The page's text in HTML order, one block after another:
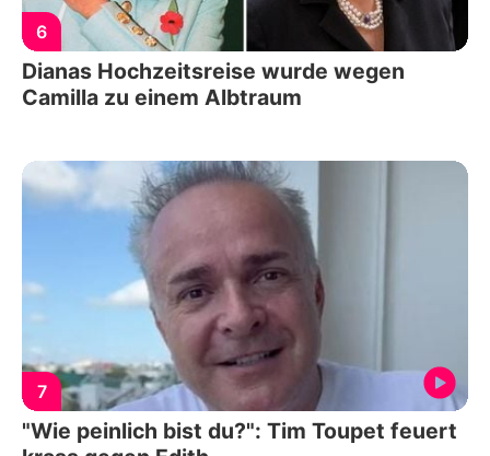
6
Dianas Hochzeitsreise wurde wegen
Camilla zu einem Albtraum
7
"Wie peinlich bist du?": Tim Toupet feuert